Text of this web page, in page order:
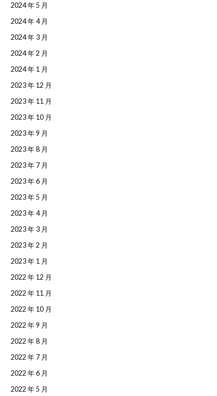
2024 年 5 月
2024 年 4 月
2024 年 3 月
2024 年 2 月
2024 年 1 月
2023 年 12 月
2023 年 11 月
2023 年 10 月
2023 年 9 月
2023 年 8 月
2023 年 7 月
2023 年 6 月
2023 年 5 月
2023 年 4 月
2023 年 3 月
2023 年 2 月
2023 年 1 月
2022 年 12 月
2022 年 11 月
2022 年 10 月
2022 年 9 月
2022 年 8 月
2022 年 7 月
2022 年 6 月
2022 年 5 月